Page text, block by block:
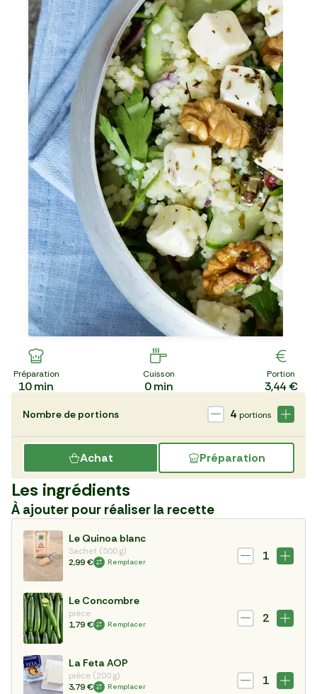
Préparation
10min
Cuisson
0min
Portion
3,44 €
Achat Préparation
Nombre de portions 4 portions
Les ingrédients
À ajouter pour réaliser la recette
Le Quinoa blanc
Sachet (500 g)
2,99 €
Remplacer 1
Le Concombre
pièce
1,79 €
Remplacer 2
La Feta AOP
pièce (200 g)
3,79 €
Remplacer 1